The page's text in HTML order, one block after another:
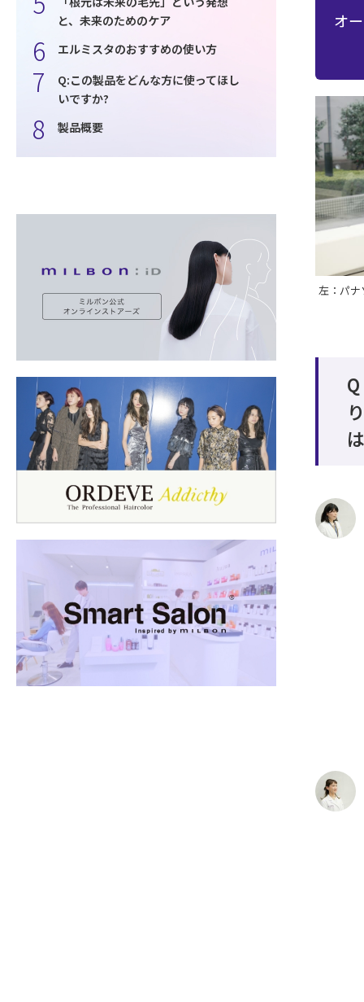
と、未来のためのケア
エルミスタのおすすめの使い方
Q:この製品をどんな方に使ってほし
いですか?
製品概要
オ
左：パ